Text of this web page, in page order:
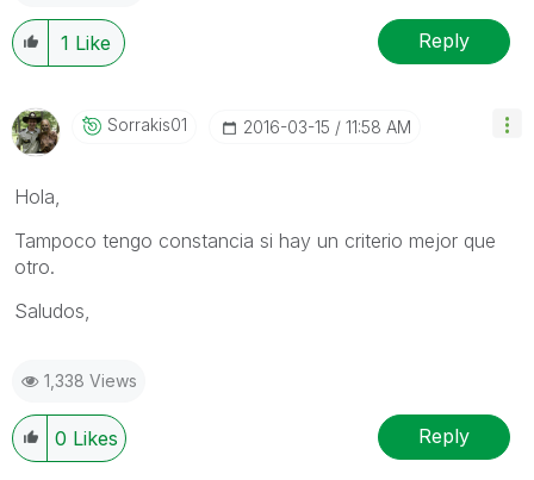
1 Like Reply
Sorrakis01 ‎2016-03-15 11:58 AM
Hola,
Tampoco tengo constancia si hay un criterio mejor que
otro.
Saludos,
1,338 Views
0 Likes Reply